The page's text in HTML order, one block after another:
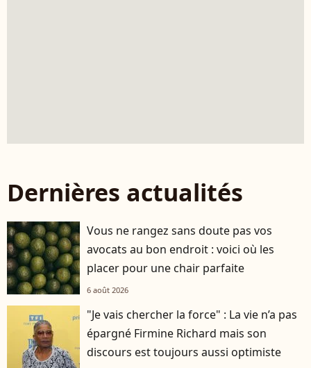
Dernières actualités
Vous ne rangez sans doute pas vos
avocats au bon endroit : voici où les
placer pour une chair parfaite
6 août 2026
"Je vais chercher la force" : La vie n’a pas
épargné Firmine Richard mais son
discours est toujours aussi optimiste